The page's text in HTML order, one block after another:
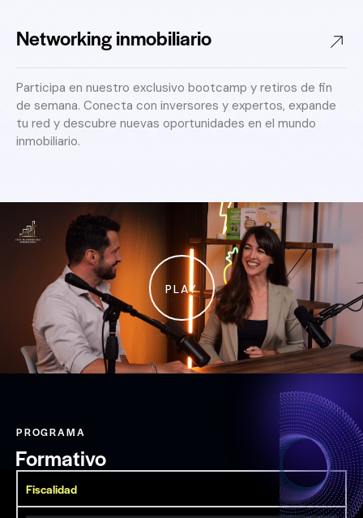
Networking inmobiliario
Participa en nuestro exclusivo bootcamp y retiros de fin
de semana. Conecta con inversores y expertos, expande
tu red y descubre nuevas oportunidades en el mundo
inmobiliario.
PLAY
PROGRAMA
Formativo
Fiscalidad